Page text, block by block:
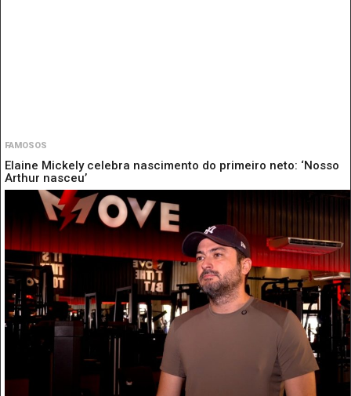
FAMOSOS
Elaine Mickely celebra nascimento do primeiro neto: ‘Nosso
Arthur nasceu’